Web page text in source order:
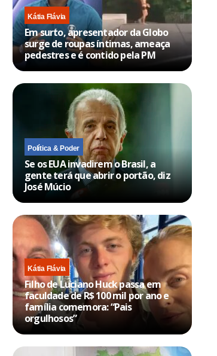
Kátia Flávia
Em surto, apresentador da Globo
surge de roupas íntimas, ameaça
pedestres e é contido pela PM
Política & Poder
Se os EUA invadirem o Brasil, a
gente terá que abrir o portão, diz
José Múcio
Kátia Flávia
Filho de Luciano Huck passa em
faculdade de R$ 100 mil por ano e
família comemora: “Pais
orgulhosos”